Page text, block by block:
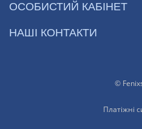
ОСОБИСТИЙ КАБІНЕТ
НАШІ КОНТАКТИ
©
Платіжні